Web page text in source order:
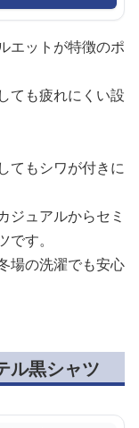
エットが特徴のポ
ても疲れにくい設
てもシワが付きに
ジュアルからセミ
す。
場の洗濯でも安心
ル黒シャツ